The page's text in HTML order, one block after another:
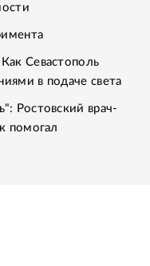
Севастополь
в подаче света
Ростовский врач-
помогал